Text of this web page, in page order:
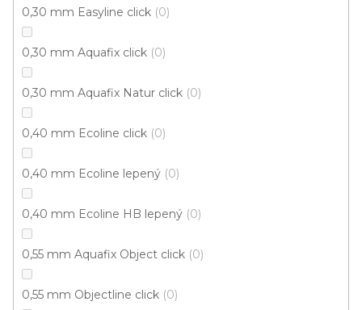
0,30 mm Easyline click 0
0,30 mm Aquafix click 0
0,30 mm Aquafix Natur click 0
0,40 mm Ecoline click 0
0,40 mm Ecoline lepený 0
0,40 mm Ecoline HB lepený 0
0,55 mm Aquafix Object click 0
0,55 mm Objectline click 0
Vinylová podlaha ESSENCE Primary Oak Light
Grey
U vás za 4-10 dní
od
cena:
Rigid click 55 (plovoucí) Rigid click 30 (plovoucí)
Novinka
S kódem PLOTZAK sleva 15%